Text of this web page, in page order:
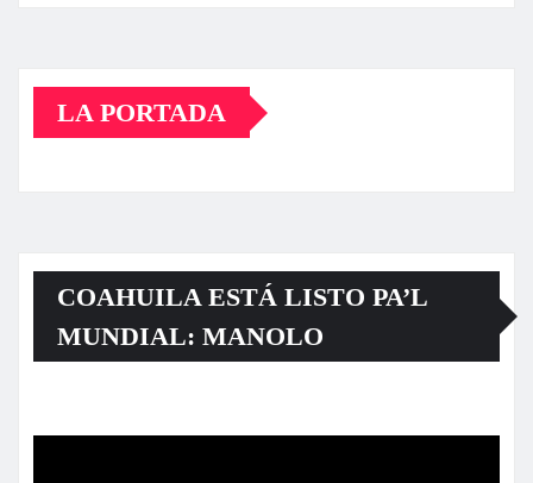
LA PORTADA
COAHUILA ESTÁ LISTO PA’L
MUNDIAL: MANOLO